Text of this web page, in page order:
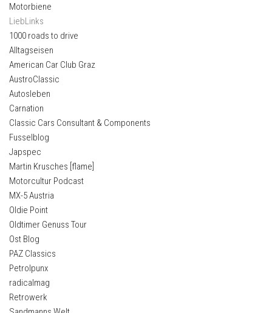
Motorbiene
LiebLinks
1000 roads to drive
Alltagseisen
American Car Club Graz
AustroClassic
Autosleben
Carnation
Classic Cars Consultant & Components
Fusselblog
Japspec
Martin Krusches [flame]
Motorcultur Podcast
MX-5 Austria
Oldie Point
Oldtimer Genuss Tour
Ost Blog
PAZ Classics
Petrolpunx
radicalmag
Retrowerk